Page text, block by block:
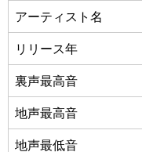
アーティスト名
リリース年
裏声最高音
地声最高音
地声最低音